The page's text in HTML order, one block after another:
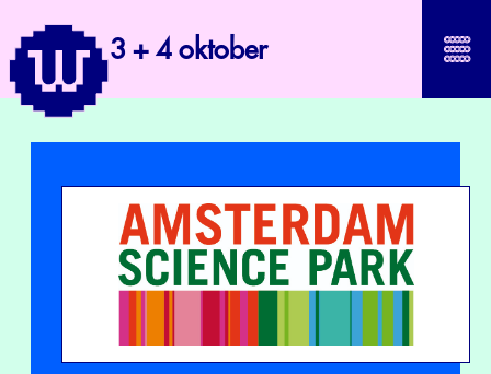
3 + 4 oktober